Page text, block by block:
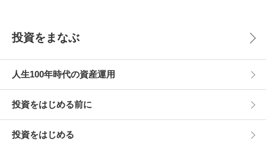
投資をまなぶ
人生100年時代の資産運用
投資をはじめる前に
投資をはじめる